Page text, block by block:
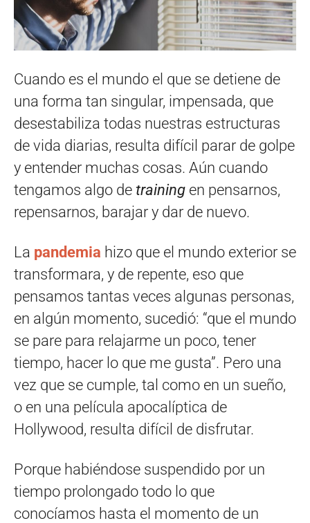
Cuando es el mundo el que se detiene de
una forma tan singular, impensada, que
desestabiliza todas nuestras estructuras
de vida diarias, resulta difícil parar de golpe
y entender muchas cosas. Aún cuando
tengamos algo de training en pensarnos,
repensarnos, barajar y dar de nuevo.
La pandemia hizo que el mundo exterior se
transformara, y de repente, eso que
pensamos tantas veces algunas personas,
en algún momento, sucedió: “que el mundo
se pare para relajarme un poco, tener
tiempo, hacer lo que me gusta”. Pero una
vez que se cumple, tal como en un sueño,
o en una película apocalíptica de
Hollywood, resulta difícil de disfrutar.
Porque habiéndose suspendido por un
tiempo prolongado todo lo que
conocíamos hasta el momento de un